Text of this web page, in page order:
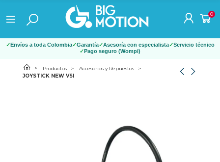
0
Envíos a toda Colombia Garantía Asesoría con especialista
Servicio técnico
Pago seguro (Wompi)
Productos
Accesorios y Repuestos
JOYSTICK NEW VSI